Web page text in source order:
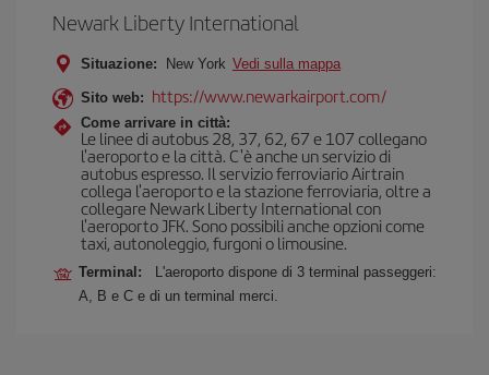
Newark Liberty International
Situazione: New York Vedi sulla mappa
Sito web: https://www.newarkairport.com/
Come arrivare in città:
Le linee di autobus 28, 37, 62, 67 e 107 collegano
l'aeroporto e la città. C'è anche un servizio di
autobus espresso. Il servizio ferroviario Airtrain
collega l'aeroporto e la stazione ferroviaria, oltre a
collegare Newark Liberty International con
l'aeroporto JFK. Sono possibili anche opzioni come
taxi, autonoleggio, furgoni o limousine.
Terminal:
L'aeroporto dispone di 3 terminal passeggeri:
A, B e C e di un terminal merci.